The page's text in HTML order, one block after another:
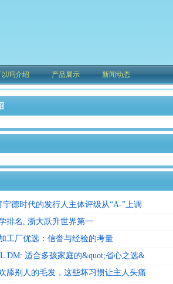
吗介绍 产品展示 新闻动态
宁德时代的发行人主体评级从“A-”上调
排名, 浙大跃升世界第一
工厂优选：信誉与经验的考量
DM: 适合多孩家庭的&quot;省心之选&
舔别人的毛发，这些坏习惯让主人头痛